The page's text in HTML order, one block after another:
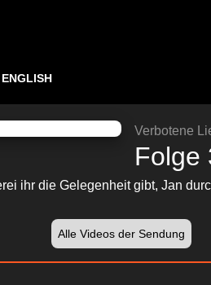
ENGLISH
ABSPIELEN 24:17
Verbotene
Folge
ihr die Gelegenheit gibt, Jan
Alle Videos der Sendung